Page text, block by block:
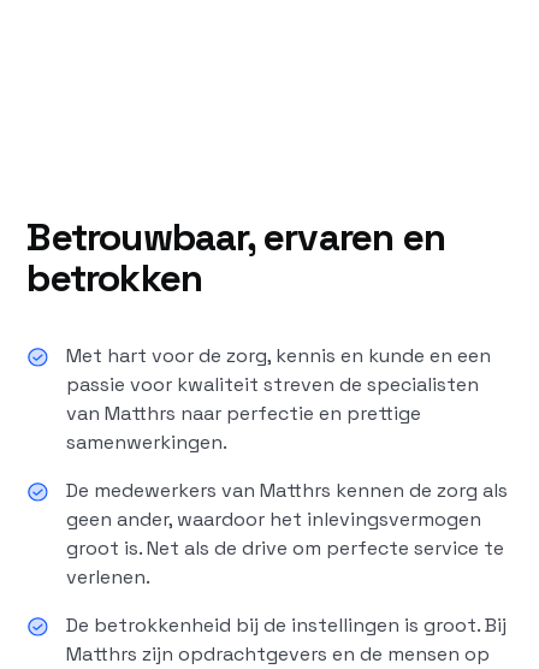
Betrouwbaar, ervaren en
betrokken
Met hart voor de zorg, kennis en kunde en een
passie voor kwaliteit streven de specialisten
van Matthrs naar perfectie en prettige
samenwerkingen.
De medewerkers van Matthrs kennen de zorg als
geen ander, waardoor het inlevingsvermogen
groot is. Net als de drive om perfecte service te
verlenen.
De betrokkenheid bij de instellingen is groot. Bij
Matthrs zijn opdrachtgevers en de mensen op